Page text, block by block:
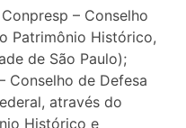
– Conselho
Patrimônio Histórico,
de São Paulo);
Conselho de Defesa
através do
Histórico e